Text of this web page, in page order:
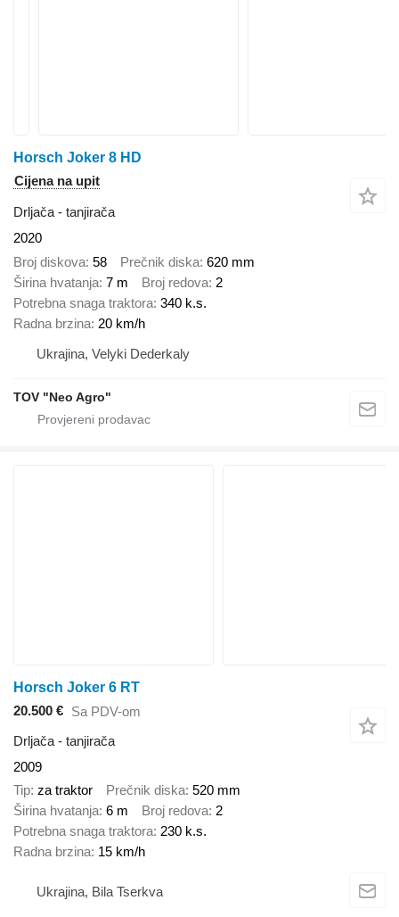
Horsch Joker 8 HD
Cijena na upit
Drljača - tanjirača
2020
Broj diskova 58 Prečnik diska 620 mm
Širina hvatanja 7 m Broj redova 2
Potrebna snaga traktora 340 k.s.
Radna brzina 20 km/h
Ukrajina, Velyki Dederkaly
TOV "Neo Agro"
Horsch Joker 6 RT
20.500 € Sa PDV-om
Drljača - tanjirača
2009
Tip za traktor Prečnik diska 520 mm
Širina hvatanja 6 m Broj redova 2
Potrebna snaga traktora 230 k.s.
Radna brzina 15 km/h
Ukrajina, Bila Tserkva